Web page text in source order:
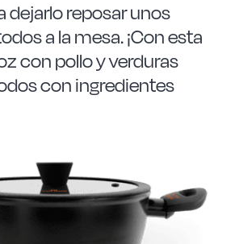
dejarlo reposar unos
a la mesa. ¡Con esta
con pollo y verduras
con ingredientes